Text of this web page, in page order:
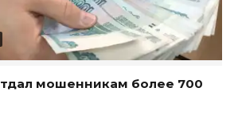
мошенникам более 700